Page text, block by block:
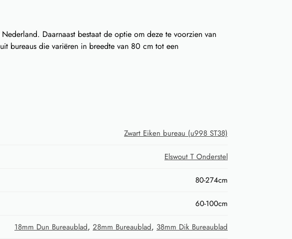
Daarnaast bestaat de optie om deze te voorzien van
bureaus die variëren in breedte van 80 cm tot een
Zwart Eiken bureau (u998 ST38)
Elswout T Onderstel
80-274cm
60-100cm
18mm Dun Bureaublad, 28mm Bureaublad, 38mm Dik Bureaublad